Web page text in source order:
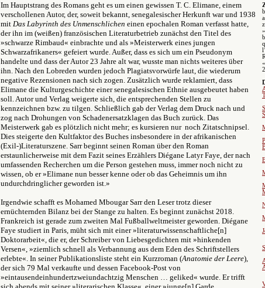
Im Hauptstrang des Romans geht es um einen gewissen T. C. Elimane, einem
verschollenen Autor, der, soweit bekannt, senegalesischer Herkunft war und 1938
mit Das Labyrinth des Unmenschlichen einen epochalen Roman verfasst hatte,
der ihn im (weißen) französischen Literaturbetrieb zunächst den Titel des
»schwarze Rimbaud« einbrachte und als »Meisterwerk eines jungen
Schwarzafrikaners« gefeiert wurde. Außer, dass es sich um ein Pseudonym
handelte und dass der Autor 23 Jahre alt war, wusste man nichts weiteres über
ihn. Nach den Lobreden wurden jedoch Plagiatsvorwürfe laut, die wiederum
negative Rezensionen nach sich zogen. Zusätzlich wurde reklamiert, dass
Elimane die Kulturgeschichte einer senegalesischen Ethnie ausgebeutet haben
soll. Autor und Verlag weigerte sich, die entsprechenden Stellen zu
kennzeichnen bzw. zu tilgen. Schließlich gab der Verlag dem Druck nach und
zog nach Drohungen von Schadenersatzklagen das Buch zurück. Das
Meisterwerk gab es plötzlich nicht mehr; es kursieren nur noch Zitatschnipsel.
Dies steigerte den Kultfaktor des Buches insbesondere in der afrikanischen
(Exil-)Literaturszene. Sarr beginnt seinen Roman über den Roman
erstaunlicherweise mit dem Fazit seines Erzählers Diégane Latyr Faye, der nach
umfassenden Recherchen um die Person gestehen muss, immer noch nicht zu
wissen, ob er »Elimane nun besser kenne oder ob das Geheimnis um ihn
undurchdringlicher geworden ist.»
Irgendwie schafft es Mohamed Mbougar Sarr den Leser trotz dieser
ernüchternden Bilanz bei der Stange zu halten. Es beginnt zunächst 2018.
Frankreich ist gerade zum zweiten Mal Fußballweltmeister geworden. Diégane
Faye studiert in Paris, müht sich mit einer »literaturwissenschaftliche[n]
Doktorarbeit«, die er, der Schreiber von Liebesgedichten mit »hinkenden
Versen«, »ziemlich schnell als Verbannung aus dem Eden des Schriftstellers
erlebte«. In seiner Publikationsliste steht ein Kurzroman (Anatomie der Leere),
der sich 79 Mal verkaufte und dessen Facebook-Post von
»eintausendeinhundertzweiundachtzig Menschen … geliked« wurde. Er trifft
»